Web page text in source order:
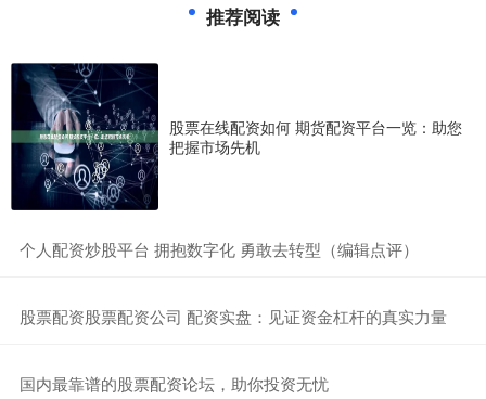
推荐阅读
股票在线配资如何 期货配资平台一览：助您
把握市场先机
​个人配资炒股平台 拥抱数字化 勇敢去转型（编辑点评）
​股票配资股票配资公司 配资实盘：见证资金杠杆的真实力量
​国内最靠谱的股票配资论坛，助你投资无忧